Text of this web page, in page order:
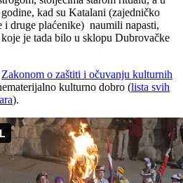
kad su Katalani (zajedničko
i druge plaćenike) naumili napasti,
je tada bilo u sklopu Dubrovačke
Zakonom o zaštiti i očuvanju kulturnih
kulturno dobro (lista svih
).